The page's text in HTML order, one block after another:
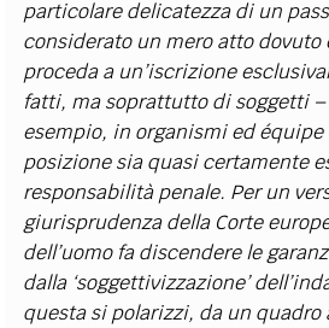
particolare delicatezza di un
considerato un mero atto dovuto
proceda a un’iscrizione
fatti, ma soprattutto di soggetti
esempio, in organismi ed
posizione sia quasi certamente
responsabilità penale. Per un
giurisprudenza della Corte
dell’uomo fa discendere le
dalla ‘soggettivizzazione’
questa si polarizzi, da un quadro